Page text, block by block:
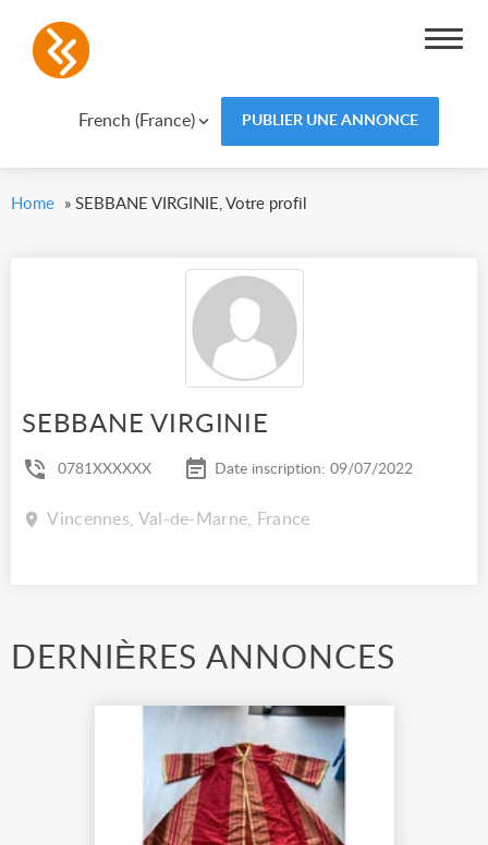
French (France) PUBLIER UNE ANNONCE
Home » SEBBANE VIRGINIE, Votre profil
SEBBANE VIRGINIE
0781XXXXXX Date inscription: 09/07/2022
Vincennes, Val-de-Marne, France
DERNIÈRES ANNONCES